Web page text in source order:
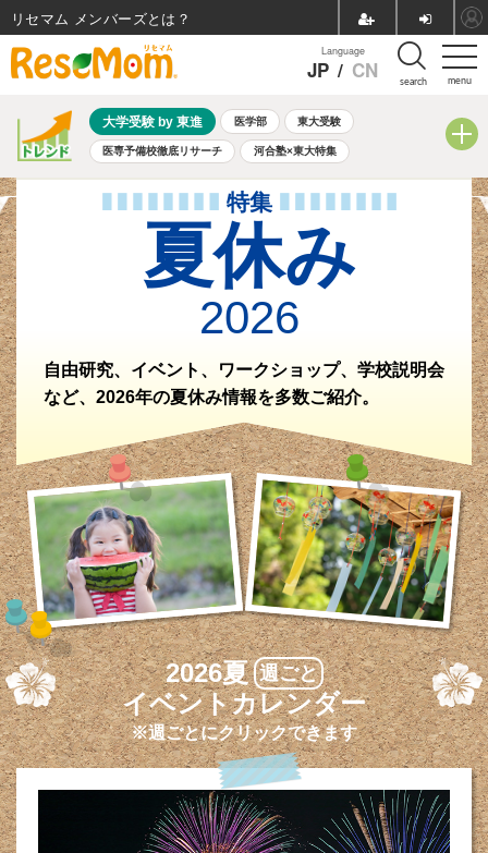
menu
Language
JP / CN search
大学受験 by 東進 医学部 東大受験
医専予備校徹底リサーチ 河合塾×東大特集
親子で考える大学選び 高校受験 中学受験 小学校受験
夏休み 8月開催学校説明会・相談会
全国公立高校 過去問 人気記事
自由研究教材（小学生向け） 自由研究教材（中学生向け）
特集
夏休み
2026
自由研究、イベント、ワークショップ、学校説明会
など、2026年の夏休み情報を多数ご紹介。
2026夏 週ごと
イベントカレンダー
※週ごとにクリックできます
リセマム メンバーズ